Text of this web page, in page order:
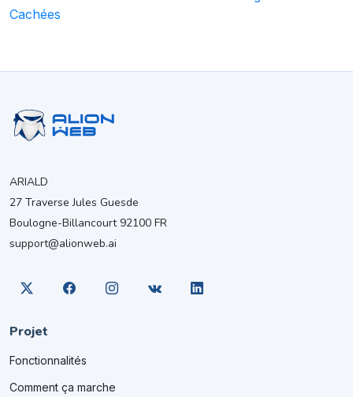
Cachées
ARIALD
27 Traverse Jules Guesde
Boulogne-Billancourt 92100 FR
support@alionweb.ai
Projet
Fonctionnalités
Comment ça marche